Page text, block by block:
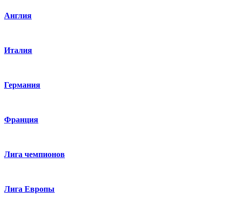
Англия
Италия
Германия
Франция
Лига чемпионов
Лига Европы